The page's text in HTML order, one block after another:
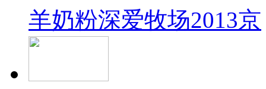
羊奶粉深爱牧场2013京